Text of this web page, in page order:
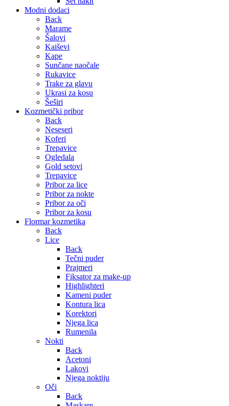
Modni dodaci
Back
Marame
Šalovi
Kaiševi
Kape
Sunčane naočale
Rukavice
Trake za glavu
Ukrasi za kosu
Šeširi
Kozmetički pribor
Back
Neseseri
Koferi
Trepavice
Ogledala
Gold setovi
Trepavice
Pribor za lice
Pribor za nokte
Pribor za oči
Pribor za kosu
Flormar kozmetika
Back
Lice
Back
Tečni puder
Prajmeri
Fiksator za make-up
Highlighteri
Kameni puder
Kontura lica
Korektori
Njega lica
Rumenila
Nokti
Back
Acetoni
Lakovi
Njega noktiju
Oči
Back